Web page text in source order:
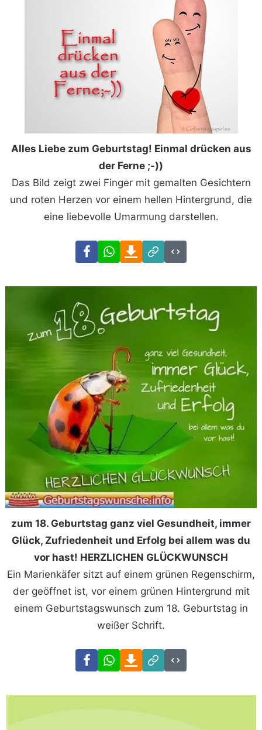
Alles Liebe zum Geburtstag! Einmal drücken aus
der Ferne ;-))
Das Bild zeigt zwei Finger mit gemalten Gesichtern
und roten Herzen vor einem hellen Hintergrund, die
eine liebevolle Umarmung darstellen.
FacebookWhatsAppDownload
Link
Code
zum 18. Geburtstag ganz viel Gesundheit, immer
Glück, Zufriedenheit und Erfolg bei allem was du
vor hast! HERZLICHEN GLÜCKWUNSCH
Ein Marienkäfer sitzt auf einem grünen Regenschirm,
der geöffnet ist, vor einem grünen Hintergrund mit
einem Geburtstagswunsch zum 18. Geburtstag in
weißer Schrift.
FacebookWhatsAppDownload
Link
Code